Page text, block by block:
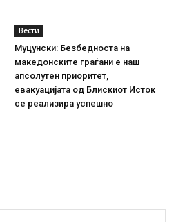
Вести
Муцунски: Безбедноста на
македонските граѓани е наш
апсолутен приоритет,
евакуацијата од Блискиот Исток
се реализира успешно